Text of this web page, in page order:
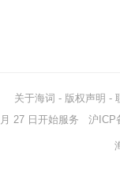
关于海词 - 版权声明 -
27 日开始服务 沪ICP